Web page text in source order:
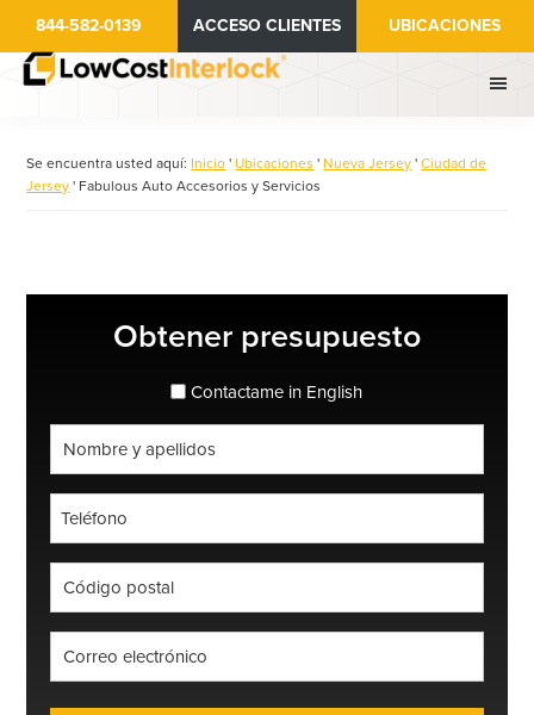
contenido
844-582-0139 ACCESO CLIENTES UBICACIONES
Se encuentra usted aquí: Inicio ' Ubicaciones ' Nueva Jersey ' Ciudad de
Jersey ' Fabulous Auto Accesorios y Servicios
lateralObtener presupuesto
espanol_espanol
Contactame in English
*
*